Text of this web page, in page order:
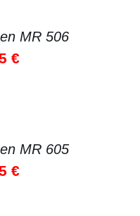
MR 506
€
MR 605
€